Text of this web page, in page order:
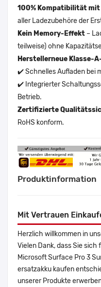
100% Kompatibilität
aller Ladezubehöre der
Kein Memory-Effekt –
teilweise) ohne
Herstellerneue Klasse-
✔️ Schnelles Aufladen bei
✔️ Integrierter
Betrieb.
Zertifizierte
RoHS konform.
Produktinformation
Mit Vertrauen
Herzlich willkommen in
Vielen Dank, dass Sie
Microsoft Surface Pro 3
ersatzakku kaufen
unserer Produkte